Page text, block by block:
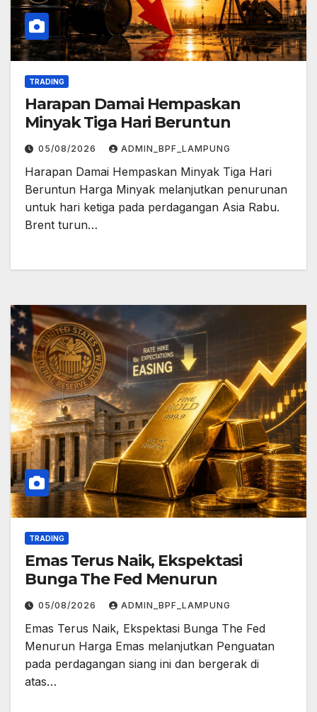
TRADING
Harapan Damai Hempaskan
Minyak Tiga Hari Beruntun
05/08/2026 ADMIN_BPF_LAMPUNG
Harapan Damai Hempaskan Minyak Tiga Hari
Beruntun Harga Minyak melanjutkan penurunan
untuk hari ketiga pada perdagangan Asia Rabu.
Brent turun…
TRADING
Emas Terus Naik, Ekspektasi
Bunga The Fed Menurun
05/08/2026 ADMIN_BPF_LAMPUNG
Emas Terus Naik, Ekspektasi Bunga The Fed
Menurun Harga Emas melanjutkan Penguatan
pada perdagangan siang ini dan bergerak di
atas…